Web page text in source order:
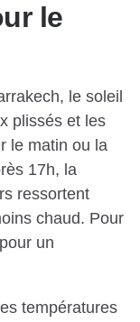
le
le soleil
plissés et les
le matin ou la
17h, la
ressortent
chaud. Pour
un
températures